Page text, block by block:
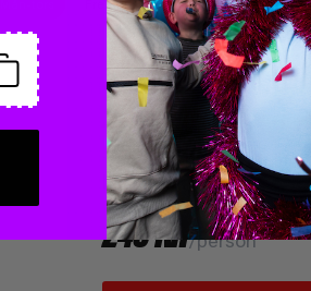
Fre-sön
JUMPPARTY MIDI
1 timmes hopptid följt
kalasrum.
249 KR/person